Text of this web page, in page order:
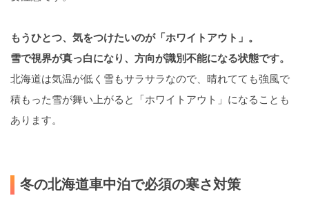
もうひとつ、気をつけたいのが「ホワイトアウト」。
雪で視界が真っ白になり、方向が識別不能になる状態です。
北海道は気温が低く雪もサラサラなので、晴れてても強風で
積もった雪が舞い上がると「ホワイトアウト」になることも
あります。
冬の北海道車中泊で必須の寒さ対策